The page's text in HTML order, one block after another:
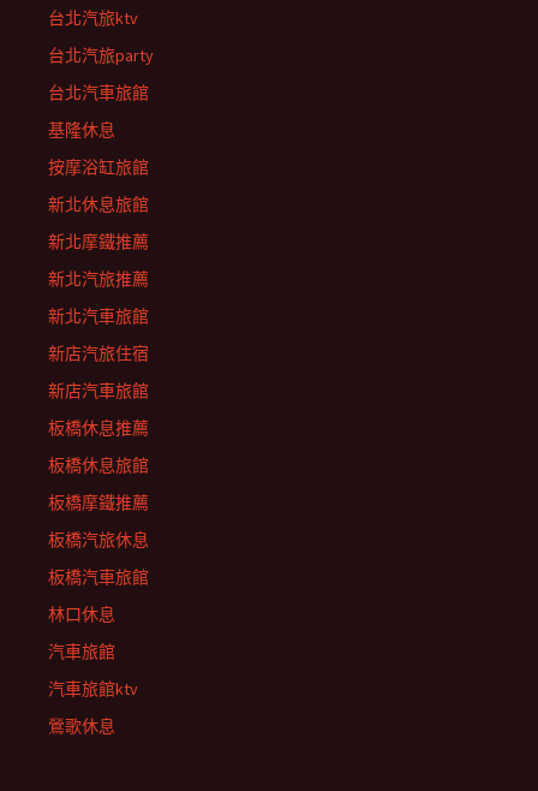
台北汽旅ktv
台北汽旅party
台北汽車旅館
基隆休息
按摩浴缸旅館
新北休息旅館
新北摩鐵推薦
新北汽旅推薦
新北汽車旅館
新店汽旅住宿
新店汽車旅館
板橋休息推薦
板橋休息旅館
板橋摩鐵推薦
板橋汽旅休息
板橋汽車旅館
林口休息
汽車旅館
汽車旅館ktv
鶯歌休息